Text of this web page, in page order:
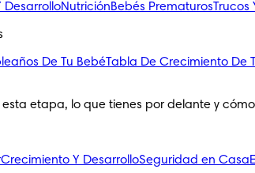
DesarrolloNutriciónBebés PrematurosTrucos
De Tu BebéTabla De Crecimiento De
etapa, lo que tienes por delante y
Crecimiento Y DesarrolloSeguridad en Casa